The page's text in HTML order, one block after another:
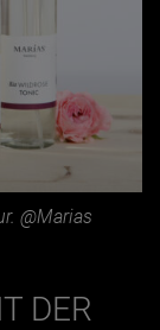
@Marias
DER